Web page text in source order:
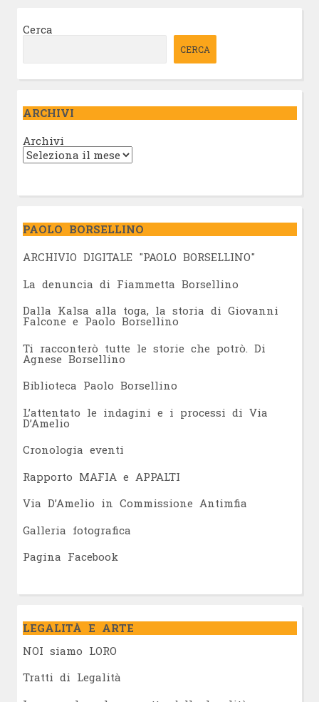
Cerca
CERCA
ARCHIVI
Archivi
PAOLO BORSELLINO
ARCHIVIO DIGITALE "PAOLO BORSELLINO"
La denuncia di Fiammetta Borsellino
Dalla Kalsa alla toga, la storia di Giovanni
Falcone e Paolo Borsellino
Ti racconterò tutte le storie che potrò. Di
Agnese Borsellino
Biblioteca Paolo Borsellino
L’attentato le indagini e i processi di Via
D’Amelio
Cronologia eventi
Rapporto MAFIA e APPALTI
Via D’Amelio in Commissione Antimfia
Galleria fotografica
Pagina Facebook
LEGALITÀ E ARTE
NOI siamo LORO
Tratti di Legalità